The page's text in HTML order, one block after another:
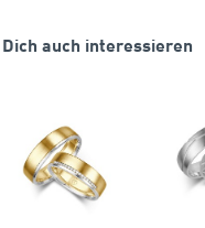
auch interessieren